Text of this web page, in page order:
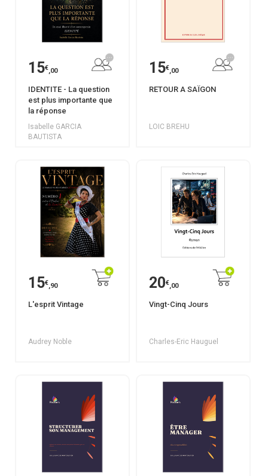
15€,00
IDENTITE - La question
est plus importante que
la réponse
Isabelle GARCIA
BAUTISTA
15€,00
RETOUR A SAÏGON
LOIC BREHU
15€,90
L'esprit Vintage
Audrey Noble
20€,00
Vingt-Cinq Jours
Charles-Eric Hauguel